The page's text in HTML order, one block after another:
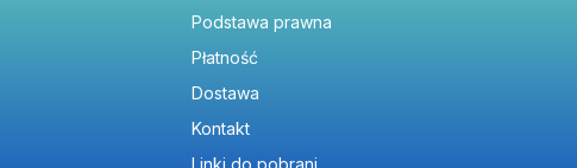
Podstawa prawna
Płatność
Dostawa
Kontakt